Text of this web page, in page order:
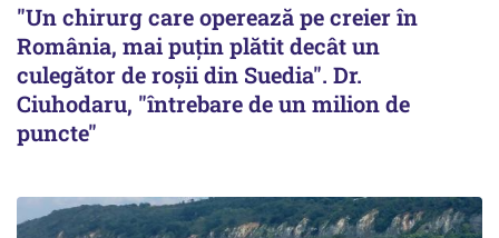
"Un chirurg care operează pe creier în
România, mai puțin plătit decât un
culegător de roșii din Suedia". Dr.
Ciuhodaru, "întrebare de un milion de
puncte"